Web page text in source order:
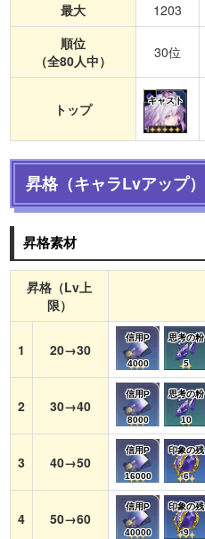
最大
1203
順位
（全80人中）
30位
トップ キャスト
昇格（キャラLvアップ）
昇格素材
昇格（Lv上
限）
1 20→30
信用P
4000
思考の粉
5
2 30→40
信用P
8000
思考の粉
10
3 40→50
信用P
16000
印象の残
6
4 50→60
信用P
40000
印象の残
9